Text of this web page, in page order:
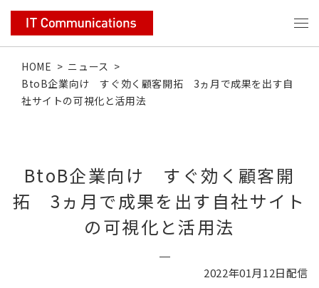
HOME > ニュース >
BtoB企業向け すぐ効く顧客開拓 3ヵ月で成果を出す自
社サイトの可視化と活用法
BtoB企業向け すぐ効く顧客開
拓 3ヵ月で成果を出す自社サイト
の可視化と活用法
2022年01月12日配信